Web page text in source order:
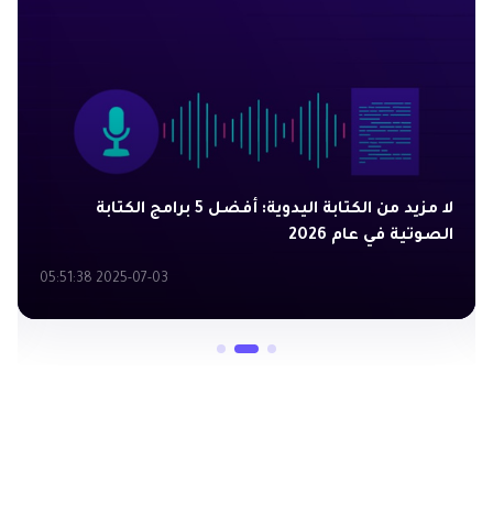
لا مزيد من الكتابة اليدوية: أفضل 5 برامج الكتابة
الصوتية في عام 2026
2025-07-03 05:51:38